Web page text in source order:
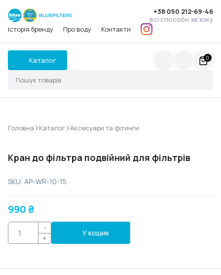
Історія бренду Про воду Контакти
+38 050 212-69-46
всі способи зв'язку
Каталог 0
Головна >Каталог>Аксесуари та фітинги
Кран до фільтра подвійний для фільтрів
SKU: AP-WR-10-15
990₴
-
+
У кошик